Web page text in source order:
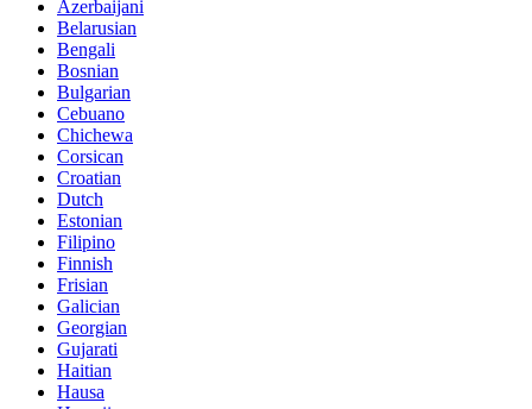
Azerbaijani
Belarusian
Bengali
Bosnian
Bulgarian
Cebuano
Chichewa
Corsican
Croatian
Dutch
Estonian
Filipino
Finnish
Frisian
Galician
Georgian
Gujarati
Haitian
Hausa